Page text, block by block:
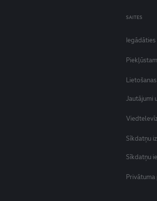
SAITES
Iegādāties
Jautājumi
Sīkdatņu
Sīkdatņu